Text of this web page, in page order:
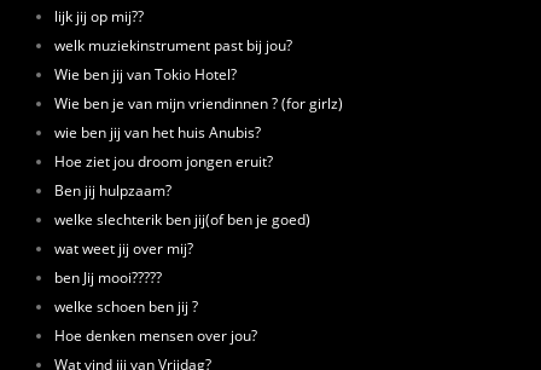
lijk jij op mij??
welk muziekinstrument past bij jou?
Wie ben jij van Tokio Hotel?
Wie ben je van mijn vriendinnen ? (for girlz)
wie ben jij van het huis Anubis?
Hoe ziet jou droom jongen eruit?
Ben jij hulpzaam?
welke slechterik ben jij(of ben je goed)
wat weet jij over mij?
ben Jij mooi?????
welke schoen ben jij ?
Hoe denken mensen over jou?
Wat vind jij van Vrijdag?